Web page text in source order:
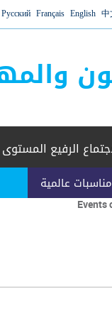
中
English
Français
Русский
عالمية
الرفيع المستوى
Events
التبويب النشطة)